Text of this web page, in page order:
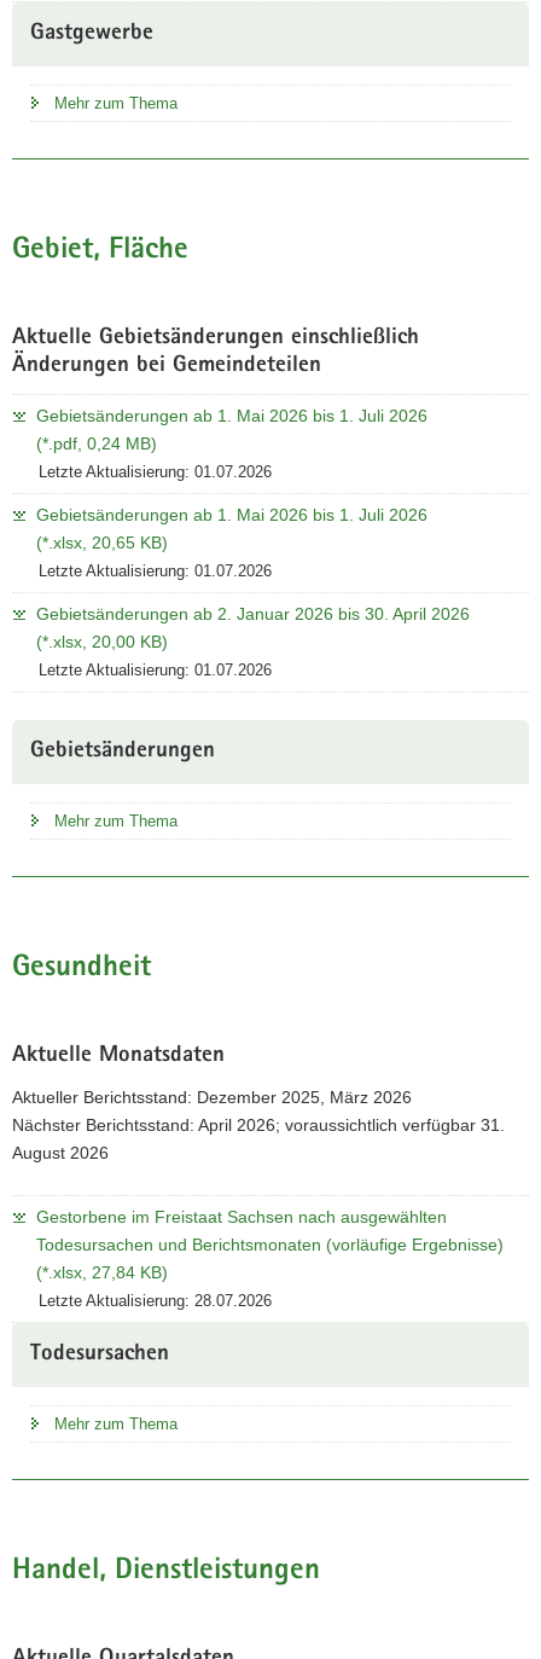
Gastgewerbe
Mehr zum Thema
Gebiet, Fläche
Aktuelle Gebietsänderungen einschließlich
Änderungen bei Gemeindeteilen
Gebietsänderungen ab 1. Mai 2026 bis 1. Juli 2026
(*.pdf, 0,24 MB)
Letzte Aktualisierung: 01.07.2026
Gebietsänderungen ab 1. Mai 2026 bis 1. Juli 2026
(*.xlsx, 20,65 KB)
Letzte Aktualisierung: 01.07.2026
Gebietsänderungen ab 2. Januar 2026 bis 30. April 2026
(*.xlsx, 20,00 KB)
Letzte Aktualisierung: 01.07.2026
Gebietsänderungen
Mehr zum Thema
Gesundheit
Aktuelle Monatsdaten
Aktueller Berichtsstand: Dezember 2025, März 2026
Nächster Berichtsstand: April 2026; voraussichtlich verfügbar 31.
August 2026
Gestorbene im Freistaat Sachsen nach ausgewählten
Todesursachen und Berichtsmonaten (vorläufige Ergebnisse)
(*.xlsx, 27,84 KB)
Letzte Aktualisierung: 28.07.2026
Todesursachen
Mehr zum Thema
Handel, Dienstleistungen